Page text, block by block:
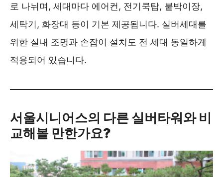
로 나뉘며, 세대마다 에어컨, 전기쿡탑, 붙박이장,
세탁기, 화장대 등이 기본 제공됩니다. 실버세대를
위한 실내 조명과 손잡이 설치도 전 세대 동일하게
적용되어 있습니다.
서울시니어스의 다른 실버타워와 비
교해볼 만한가요?